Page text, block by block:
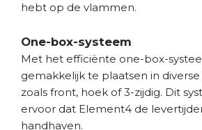
hebt op de vlammen.
One-box-systeem
Met het efficiënte one-box-
gemakkelijk te plaatsen in
zoals front, hoek of 3-zijdig. Dit
ervoor dat Element4 de
handhaven.